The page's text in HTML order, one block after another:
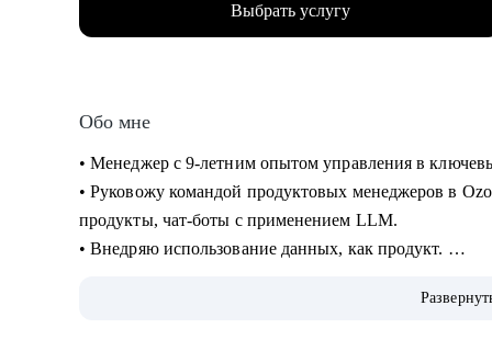
Выбрать услугу
Обо мне
• Менеджер с 9-летним опытом управления в
• Руковожу командой продуктовых менеджеров в
продукты, чат-боты с применением LLM.
• Внедряю использование данных, как продукт.
• Вместе с подопечными составили более 300